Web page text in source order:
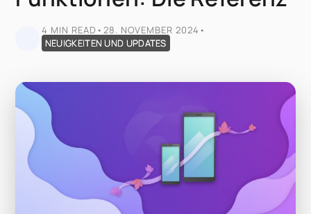
4 MIN READ • 28. NOVEMBER 2024 •
NEUIGKEITEN UND UPDATES